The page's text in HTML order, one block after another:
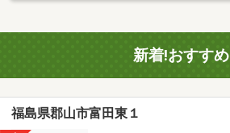
新着!おすすめ
福島県郡山市富田東１